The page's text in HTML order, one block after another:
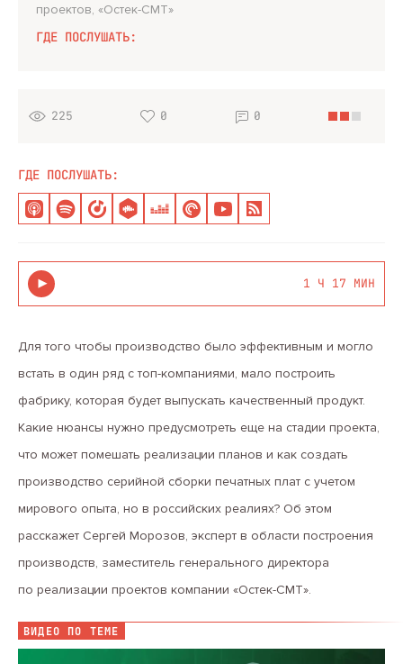
проектов, «Остек-СМТ»
ГДЕ ПОСЛУШАТЬ:
225 0 0
ГДЕ ПОСЛУШАТЬ:
1 Ч 17 МИН
Для того чтобы производство было эффективным и могло
встать в один ряд с топ-компаниями, мало построить
фабрику, которая будет выпускать качественный продукт.
Какие нюансы нужно предусмотреть еще на стадии проекта,
что может помешать реализации планов и как создать
производство серийной сборки печатных плат с учетом
мирового опыта, но в российских реалиях? Об этом
расскажет Сергей Морозов, эксперт в области построения
производств, заместитель генерального директора
по реализации проектов компании «Остек-СМТ».
ВИДЕО ПО ТЕМЕ